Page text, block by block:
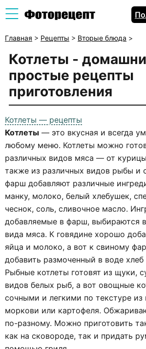
Главная > Рецепты > Вторые блюда >
Котлеты -
простые рецепты
приготовления
Котлеты — рецепты
Котлеты — это вкусная и всегда
любому меню. Котлеты можно
различных видов мяса — от
также из различных видов рыбы и
фарш добавляют различные
манку, молоко, белый хлебушек,
чеснок, соль, сливочное масло.
добавляемые в фарш, выбираются
вида мяса. К говядине хорошо
яйца и молоко, а вот к свиному
добавить размоченный в воде хлеб
Рыбные котлеты готовят из щуки,
видов белых рыб, а вот овощные
сочными и легкими по текстуре из
моркови или картофеля.
по-разному. Можно приготовить
как на сковороде, так и придать